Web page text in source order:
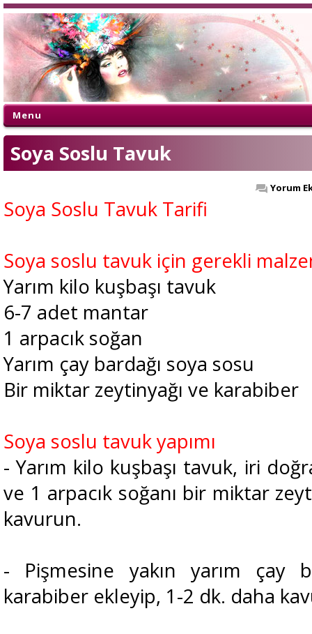
Menu
Soya Soslu Tavuk
Yorum
Soya Soslu Tavuk Tarifi
Soya soslu tavuk için gerekli
Yarım kilo kuşbaşı tavuk
6-7 adet mantar
1 arpacık soğan
Yarım çay bardağı soya sosu
Bir miktar zeytinyağı ve karabiber
Soya soslu tavuk yapımı
- Yarım kilo kuşbaşı tavuk, iri
ve 1 arpacık soğanı bir miktar
kavurun.
- Pişmesine yakın yarım çay
karabiber ekleyip, 1-2 dk. daha